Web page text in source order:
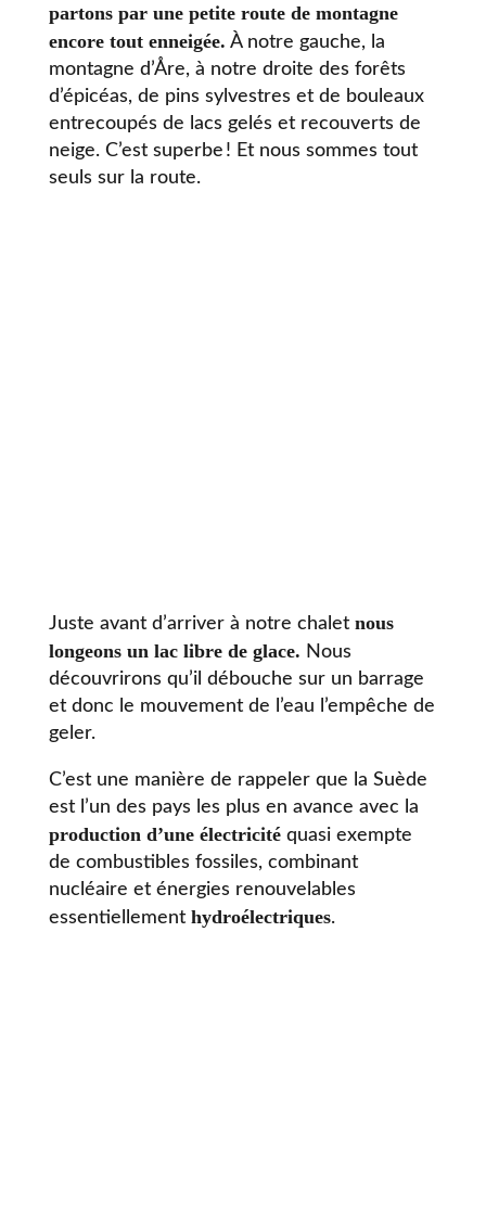
partons par une petite route de montagne
encore tout enneigée. À notre gauche, la
montagne d’Åre, à notre droite des forêts
d’épicéas, de pins sylvestres et de bouleaux
entrecoupés de lacs gelés et recouverts de
neige. C’est superbe ! Et nous sommes tout
seuls sur la route.
Juste avant d’arriver à notre chalet nous
longeons un lac libre de glace. Nous
découvrirons qu’il débouche sur un barrage
et donc le mouvement de l’eau l’empêche de
geler.
C’est une manière de rappeler que la Suède
est l’un des pays les plus en avance avec la
production d’une électricitéquasi exempte
de combustibles fossiles, combinant
nucléaire et énergies renouvelables
essentiellement hydroélectriques.